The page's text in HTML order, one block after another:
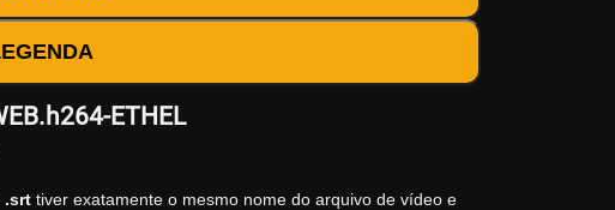
ETHEL
.srttiver exatamente o mesmo nome do arquivo de vídeo e